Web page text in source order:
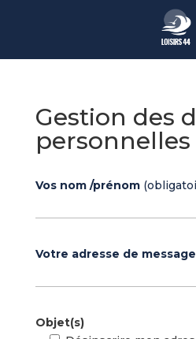
Gestion des
personnelles
Vos nom /prénom
Votre adresse de
Objet(s)